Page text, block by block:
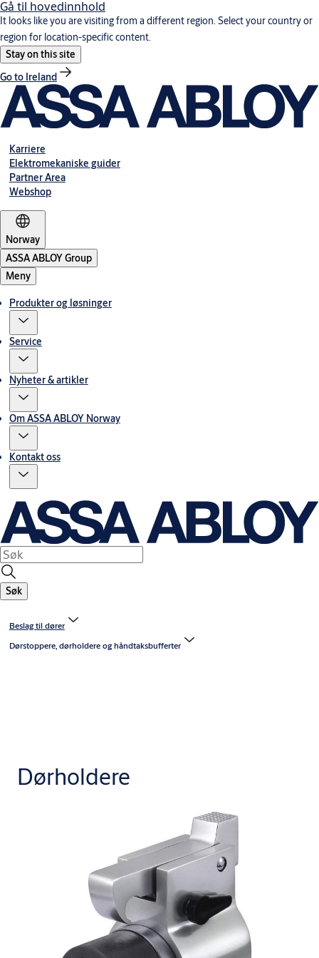
Gå til hovedinnhold
It looks like you are visiting from a different region. Select your country or
region for location-specific content.
Stay on this site
Go to Ireland
Karriere
Elektromekaniske guider
Partner Area
Webshop
Norway
ASSA ABLOY Group
Meny
Produkter og løsninger
Service
Nyheter & artikler
Om ASSA ABLOY Norway
Kontakt oss
Søk
Beslag til dører
Dørstoppere, dørholdere og håndtaksbufferter
Dørholdere